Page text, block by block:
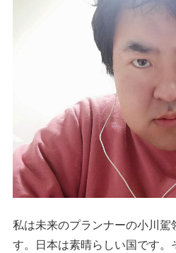
私は未来のプランナーの小川
す。日本は素晴らしい国です